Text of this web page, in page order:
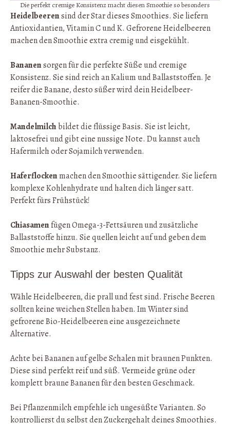
Die perfekt cremige Konsistenz macht diesen Smoothie so besonders
Heidelbeerensind der Star dieses Smoothies. Sie liefern
Antioxidantien, Vitamin C und K. Gefrorene Heidelbeeren
machen den Smoothie extra cremig und eisgekühlt.
Bananensorgen für die perfekte Süße und cremige
Konsistenz. Sie sind reich an Kalium und Ballaststoffen. Je
reifer die Banane, desto süßer wird dein Heidelbeer-
Bananen-Smoothie.
Mandelmilchbildet die flüssige Basis. Sie ist leicht,
laktosefrei und gibt eine nussige Note. Du kannst auch
Hafermilch oder Sojamilch verwenden.
Haferflockenmachen den Smoothie sättigender. Sie liefern
komplexe Kohlenhydrate und halten dich länger satt.
Perfekt fürs Frühstück!
Chiasamenfügen Omega-3-Fettsäuren und zusätzliche
Ballaststoffe hinzu. Sie quellen leicht auf und geben dem
Smoothie mehr Substanz.
Tipps zur Auswahl der besten Qualität
Wähle Heidelbeeren, die prall und fest sind. Frische Beeren
sollten keine weichen Stellen haben. Im Winter sind
gefrorene Bio-Heidelbeeren eine ausgezeichnete
Alternative.
Achte bei Bananen auf gelbe Schalen mit braunen Punkten.
Diese sind perfekt reif und süß. Vermeide grüne oder
komplett braune Bananen für den besten Geschmack.
Bei Pflanzenmilch empfehle ich ungesüßte Varianten. So
kontrollierst du selbst den Zuckergehalt deines Smoothies.